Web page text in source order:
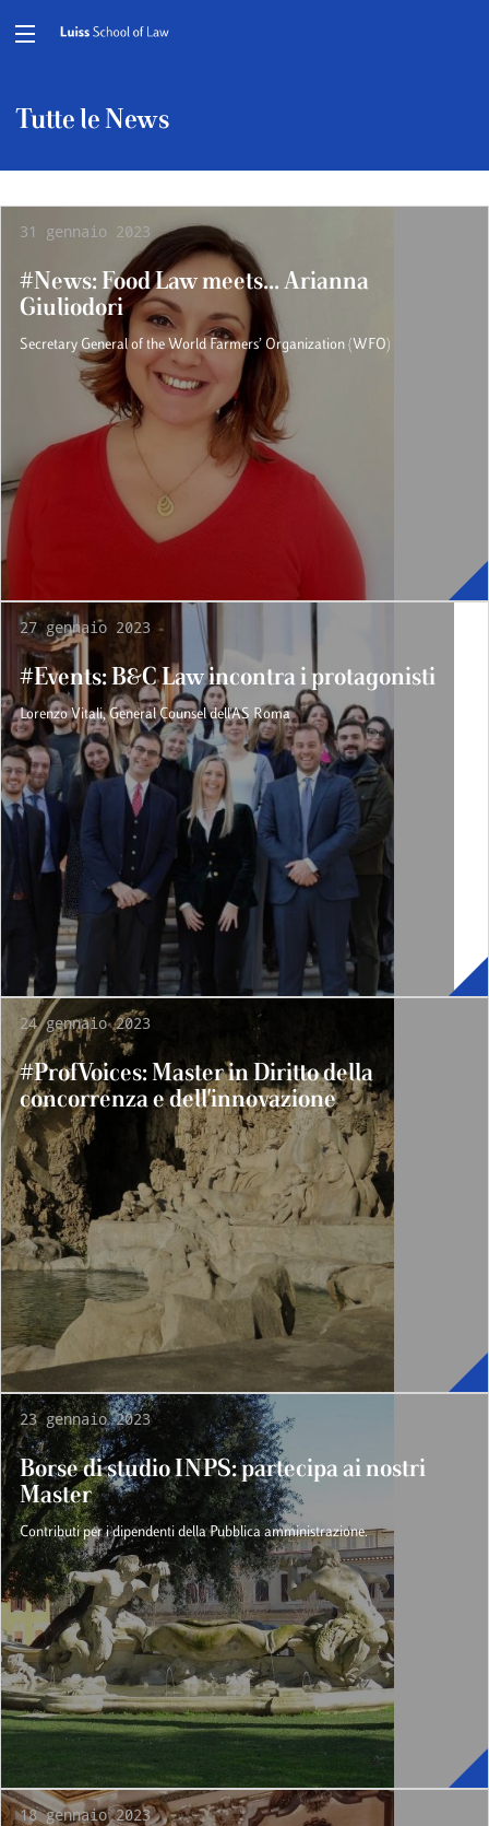
Tutte le News
31 gennaio 2023
#News: Food Law meets... Arianna
Giuliodori
Secretary General of the World Farmers’ Organization (WFO)
27 gennaio 2023
#Events: B&C Law incontra i protagonisti
Lorenzo Vitali, General Counsel dell'AS Roma
24 gennaio 2023
#ProfVoices: Master in Diritto della
concorrenza e dell'innovazione
23 gennaio 2023
Borse di studio INPS: partecipa ai nostri
Master
Contributi per i dipendenti della Pubblica amministrazione.
18 gennaio 2023